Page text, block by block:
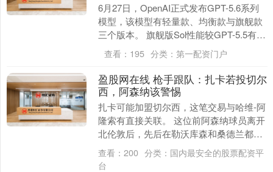
6月27日，OpenAI正式发布GPT-5.6系列
模型，该模型有轻量款、均衡款与旗舰款
三个版本。 旗舰版Sol性能较GPT-5.5有了
阶跃式提升；均衡版Terr....
查看： 195 分类： 第一配资门户
盈股网在线 枪手跟队：扎卡若投切尔
西，阿森纳该警惕
扎卡可能加盟切尔西，这笔交易与哈维-阿
隆索有直接关联。 这位前阿森纳球员离开
北伦敦后，先后在勒沃库森和桑德兰都表
现出色。 对很多枪手球迷来说，扎卡就是
这样一名球....
查看： 200 分类： 国内最安全的股票配资平
台